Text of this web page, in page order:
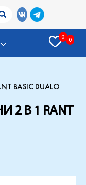
0 0
BASIC DUALO
2 В 1 RANT